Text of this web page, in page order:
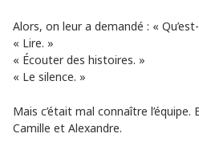
Alors, on leur a demandé : «
« Lire. »
« Écouter des histoires. »
« Le silence. »
Mais c’était mal connaître
Camille et Alexandre.